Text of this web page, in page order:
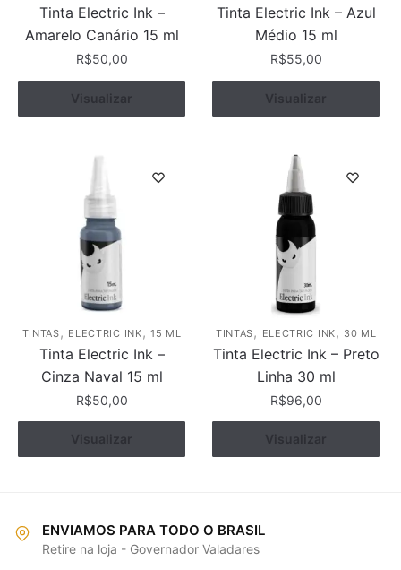
Tinta Electric Ink –
Amarelo Canário 15 ml
R$50,00
Comprar
Visualizar
Tinta Electric Ink – Azul
Médio 15 ml
R$55,00
Comprar
Visualizar
TINTAS , ELECTRIC INK ,15 ML
Tinta Electric Ink –
Cinza Naval 15 ml
R$50,00
Comprar
Visualizar
TINTAS , ELECTRIC INK , 30 ML
Tinta Electric Ink – Preto
Linha 30 ml
R$96,00
Comprar
Visualizar
ENVIAMOS PARA TODO O BRASIL
Retire na loja - Governador Valadares